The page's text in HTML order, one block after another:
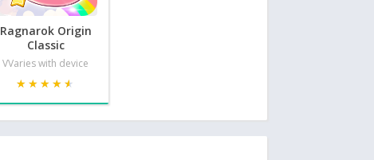
Ragnarok Origin
Classic
VVaries with device
★★★★★
★★★★★